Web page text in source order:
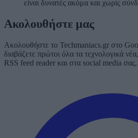
είναι δυνατές ακόμα και χωρίς
Ακολουθήστε μας
Ακολουθήστε το Techmaniacs.gr στο
διαβάζετε πρώτοι όλα τα τεχνολογικά
RSS feed reader και στα social media σας.